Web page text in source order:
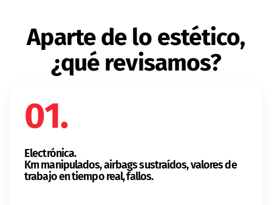
Aparte de lo estético,
¿qué revisamos?
01.
Electrónica.
Km manipulados, airbags sustraídos, valores de
trabajo en tiempo real, fallos.